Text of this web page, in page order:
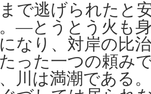
で逃げられたと
―とうとう火も
なり、対岸の比
った一つの頼み
川は満潮である